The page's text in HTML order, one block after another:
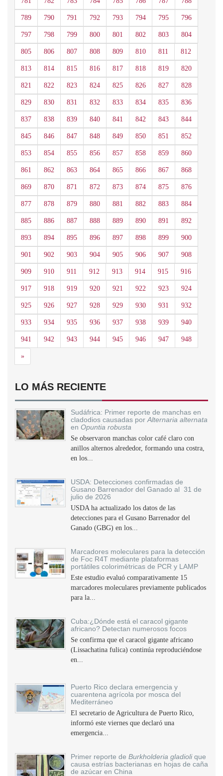
789 790 791 792 793 794 795 796
797 798 799 800 801 802 803 804
805 806 807 808 809 810 811 812
813 814 815 816 817 818 819 820
821 822 823 824 825 826 827 828
829 830 831 832 833 834 835 836
837 838 839 840 841 842 843 844
845 846 847 848 849 850 851 852
853 854 855 856 857 858 859 860
861 862 863 864 865 866 867 868
869 870 871 872 873 874 875 876
877 878 879 880 881 882 883 884
885 886 887 888 889 890 891 892
893 894 895 896 897 898 899 900
901 902 903 904 905 906 907 908
909 910 911 912 913 914 915 916
917 918 919 920 921 922 923 924
925 926 927 928 929 930 931 932
933 934 935 936 937 938 939 940
941 942 943 944 945 946 947 948
»Siguiente
LO MÁS RECIENTE
Sudáfrica: Primer reporte de manchas en
cladodios causadas por Alternaria alternata
en Opuntia robusta
Se observaron manchas color café claro con
anillos alternos alrededor, formando una costra,
en los...
USDA: Detecciones confirmadas de
Gusano Barrenador del Ganado al 31 de
julio de 2026
USDA ha actualizado los datos de las
detecciones para el Gusano Barrenador del
Ganado (GBG) en los...
Marcadores moleculares para la detección
de Foc R4T mediante plataformas
portátiles colorimétricas de PCR y LAMP
Este estudio evaluó comparativamente 15
marcadores moleculares previamente publicados
para la...
Cuba:¿Dónde está el caracol gigante
africano? Detectan numerosos focos
Se confirma que el caracol gigante africano
(Lissachatina fulica) continúa reproduciéndose
en...
Puerto Rico declara emergencia y
cuarentena agrícola por mosca del
Mediterráneo
El secretario de Agricultura de Puerto Rico,
informó este viernes que declaró una
emergencia...
Primer reporte de Burkholderia gladiolique
causa estrías bacterianas en hojas de caña
de azúcar en China